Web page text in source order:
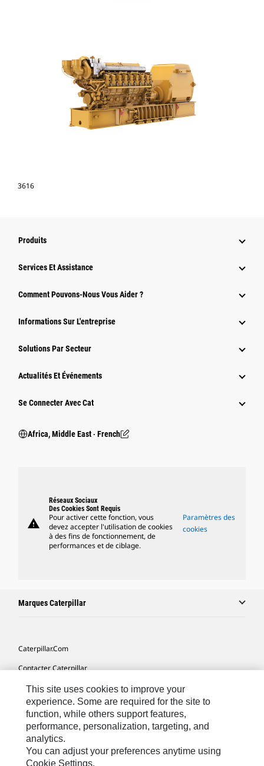
3616
Produits
Services Et Assistance
Comment Pouvons-Nous Vous Aider ?
Informations Sur L'entreprise
Solutions Par Secteur
Actualités Et Événements
Se Connecter Avec Cat
Africa, Middle East ‧ French
warning
Réseaux Sociaux
Des Cookies Sont Requis
Pour activer cette fonction, vous
devez accepter l'utilisation de cookies
à des fins de fonctionnement, de
performances et de ciblage.
Paramètres des
cookies
Marques Caterpillar
Caterpillar.com
Contacter Caterpillar
Mes Préférences Marketing
Plan Du Site
Cookie Settings
Mentions Légales
This site uses cookies to improve your
experience. Some are required for the site to
function, while others support features,
performance, personalization, targeting, and
analytics.
You can adjust your preferences anytime using
Cookie Settings.